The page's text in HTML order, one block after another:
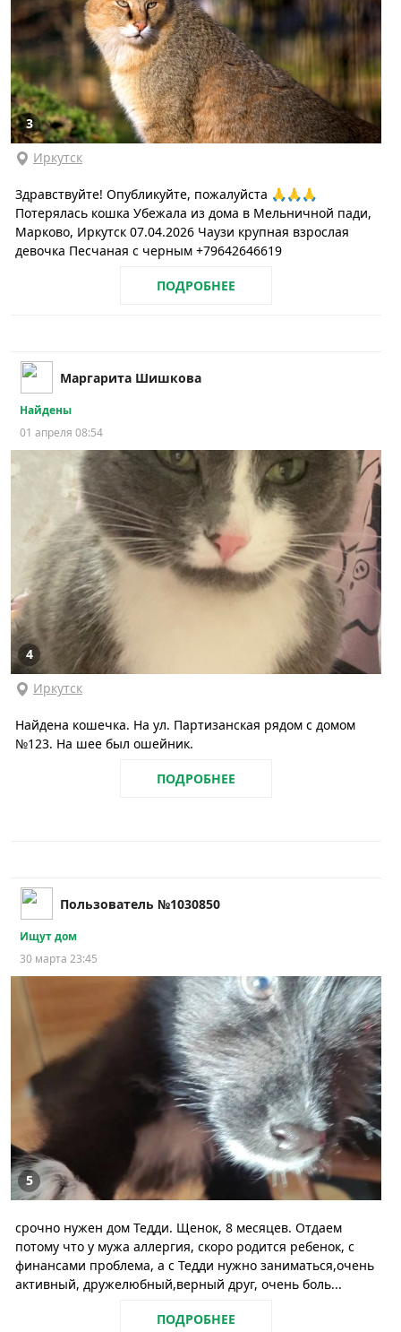
3
Иркутск
Здравствуйте! Опубликуйте, пожалуйста 🙏🙏🙏
Потерялась кошка Убежала из дома в Мельничной пади,
Марково, Иркутск 07.04.2026 Чаузи крупная взрослая
девочка Песчаная с черным +79642646619
ПОДРОБНЕЕ
Маргарита Шишкова
Найдены
01 апреля 08:54
4
Иркутск
Найдена кошечка. На ул. Партизанская рядом с домом
№123. На шее был ошейник.
ПОДРОБНЕЕ
Пользователь №1030850
Ищут дом
30 марта 23:45
5
срочно нужен дом Тедди. Щенок, 8 месяцев. Отдаем
потому что у мужа аллергия, скоро родится ребенок, с
финансами проблема, а с Тедди нужно заниматься,очень
активный, дружелюбный,верный друг, очень боль...
ПОДРОБНЕЕ